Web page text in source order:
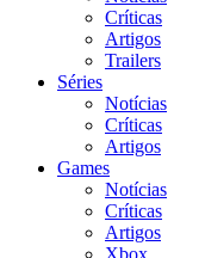
Críticas
Artigos
Trailers
Séries
Notícias
Críticas
Artigos
Games
Notícias
Críticas
Artigos
Xbox